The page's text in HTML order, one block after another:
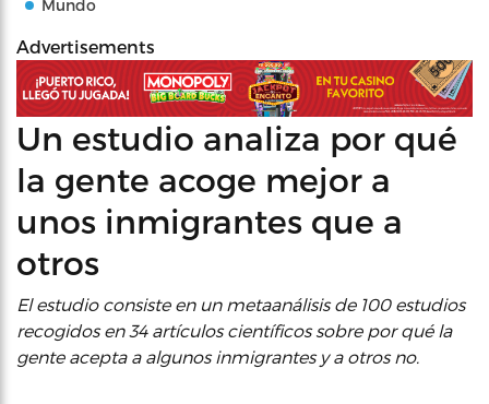
Mundo
Advertisements
Un estudio analiza por qué
la gente acoge mejor a
unos inmigrantes que a
otros
El estudio consiste en un metaanálisis de 100 estudios
recogidos en 34 artículos científicos sobre por qué la
gente acepta a algunos inmigrantes y a otros no.